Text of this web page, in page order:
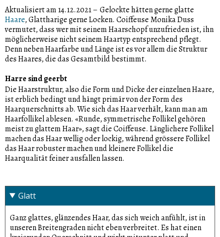
Aktualisiert am 14.12.2021– Gelockte hätten gerne glatte
Haare, Glattharige gerne Locken. Coiffeuse Monika Duss
vermutet, dass wer mit seinem Haarschopf unzufrieden ist, ihn
möglicherweise nicht seinem Haartyp entsprechend pflegt.
Denn neben Haarfarbe und Länge ist es vor allem die Struktur
des Haares, die das Gesamtbild bestimmt.
Harre sind geerbt
Die Haarstruktur, also die Form und Dicke der einzelnen Haare,
ist erblich bedingt und hängt primär von der Form des
Haarquerschnitts ab. Wie sich das Haar verhält, kann man am
Haarfollikel ablesen. «Runde, symmetrische Follikel gehören
meist zu glattem Haar», sagt die Coiffeuse. Länglichere Follikel
machen das Haar wellig oder lockig, während grössere Follikel
das Haar robuster machen und kleinere Follikel die
Haarqualität feiner ausfallen lassen.
Glatt
Ganz glattes, glänzendes Haar, das sich weich anfühlt, ist in
unseren Breitengraden nicht eben verbreitet. Es hat einen